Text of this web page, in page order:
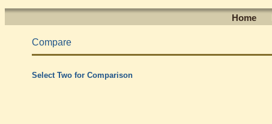
Home
Compare
Select Two for Comparison